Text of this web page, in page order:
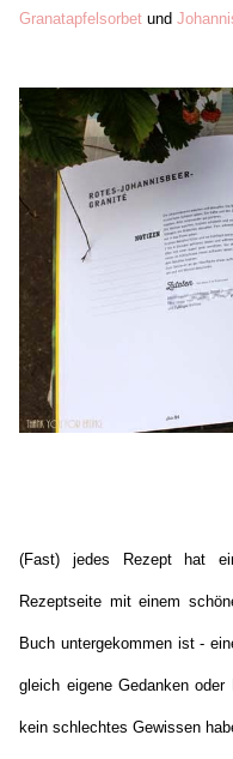
Granatapfelsorbet und
(Fast) jedes Rezept hat
Rezeptseite mit einem
Buch untergekommen ist -
gleich eigene Gedanken
kein schlechtes Gewissen